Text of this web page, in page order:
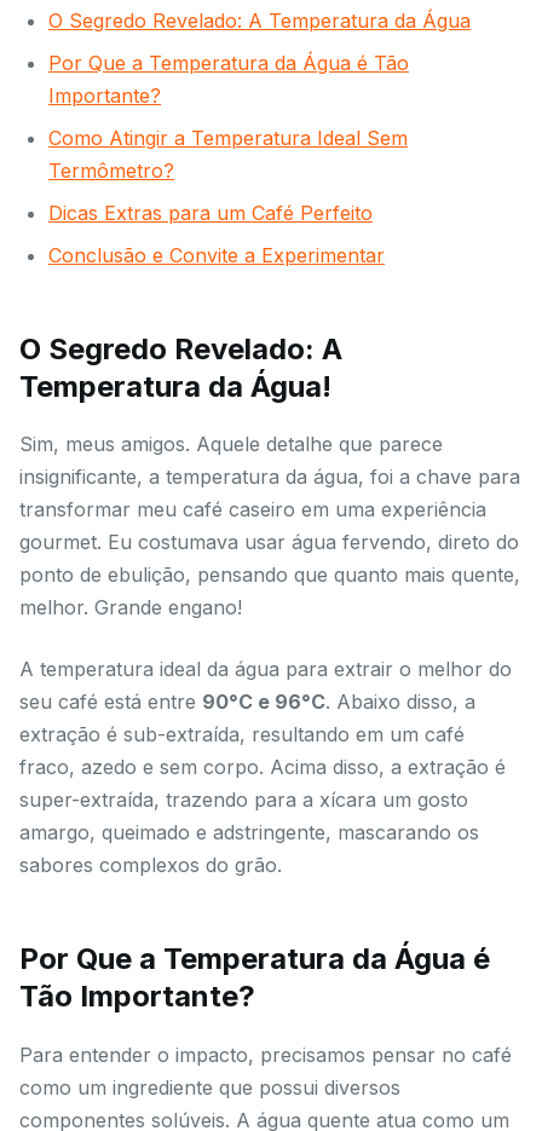
O Segredo Revelado: A Temperatura da Água
Por Que a Temperatura da Água é Tão
Importante?
Como Atingir a Temperatura Ideal Sem
Termômetro?
Dicas Extras para um Café Perfeito
Conclusão e Convite a Experimentar
O Segredo Revelado: A
Temperatura da Água!
Sim, meus amigos. Aquele detalhe que parece
insignificante, a temperatura da água, foi a chave para
transformar meu café caseiro em uma experiência
gourmet. Eu costumava usar água fervendo, direto do
ponto de ebulição, pensando que quanto mais quente,
melhor. Grande engano!
A temperatura ideal da água para extrair o melhor do
seu café está entre 90°C e 96°C. Abaixo disso, a
extração é sub-extraída, resultando em um café
fraco, azedo e sem corpo. Acima disso, a extração é
super-extraída, trazendo para a xícara um gosto
amargo, queimado e adstringente, mascarando os
sabores complexos do grão.
Por Que a Temperatura da Água é
Tão Importante?
Para entender o impacto, precisamos pensar no café
como um ingrediente que possui diversos
componentes solúveis. A água quente atua como um